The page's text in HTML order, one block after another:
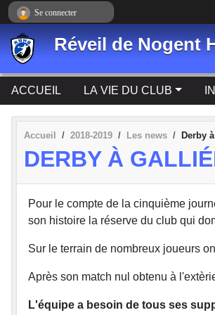
Réveil de Nogent
ACCUEIL LA VIE DU CLUB
Accueil 2018-2019 Les news Derby
DERBY À
Pour le compte de la cinquième
son histoire la réserve du club qui
Sur le terrain de nombreux joueurs
Après son match nul obtenu à
L'équipe a besoin de tous ses
Se connecter
Panneau de gestion des cookies